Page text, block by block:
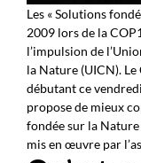
Les « Solutions
2009 lors de la
l’impulsion de
la Nature (UICN).
débutant ce
propose de mieux
fondée sur la
mis en œuvre par